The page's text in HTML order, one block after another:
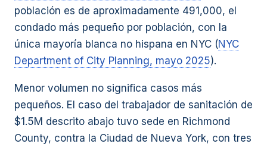
población es de aproximadamente 491,000, el
condado más pequeño por población, con la
única mayoría blanca no hispana en NYC (NYC
Department of City Planning, mayo 2025).
Menor volumen no significa casos más
pequeños. El caso del trabajador de sanitación de
$1.5M descrito abajo tuvo sede en Richmond
County, contra la Ciudad de Nueva York, con tres